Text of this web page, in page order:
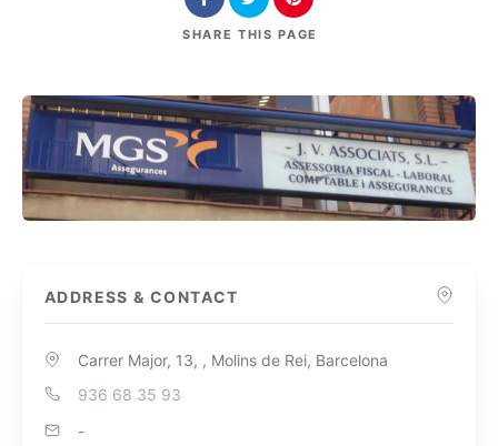
SHARE THIS PAGE
ADDRESS & CONTACT
Carrer Major, 13, , Molins de Rei, Barcelona
936 68 35 93
-